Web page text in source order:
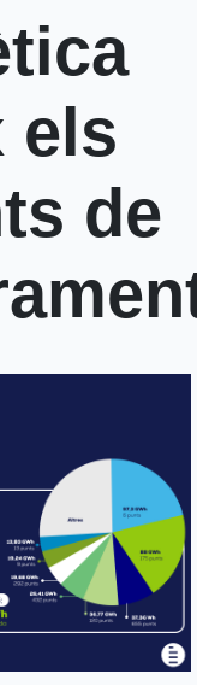
els
de